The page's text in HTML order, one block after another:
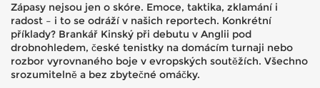
Zápasy nejsou jen o skóre. Emoce, taktika, zklamání i
radost – i to se odráží v našich reportech. Konkrétní
příklady? Brankář Kinský při debutu v Anglii pod
drobnohledem, české tenistky na domácím turnaji nebo
rozbor vyrovnaného boje v evropských soutěžích. Všechno
srozumitelně a bez zbytečné omáčky.